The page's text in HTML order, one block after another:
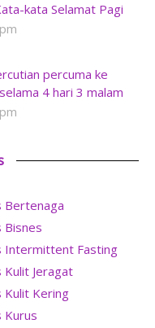
kata Selamat Pagi
percuma ke
4 hari 3 malam
Bertenaga
Bisnes
Intermittent Fasting
Kulit Jeragat
Kulit Kering
Kurus